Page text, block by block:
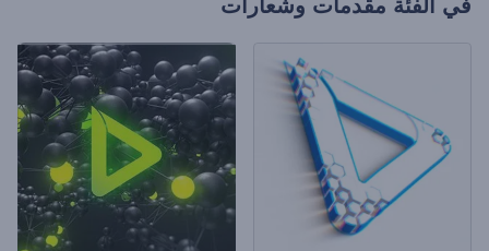
في الفئة مقدمات وشعارات